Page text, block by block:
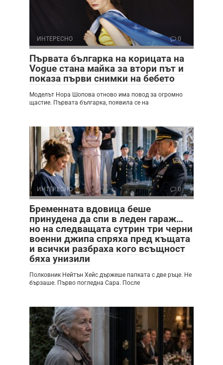
ИНТЕРЕСНО 0
Първата българка на корицата на
Vogue стана майка за втори път и
показа първи снимки на бебето
Моделът Нора Шопова отново има повод за огромно
щастие. Първата българка, появила се на
ИНТЕРЕСНО 0
Бременната вдовица беше
принудена да спи в леден гараж…
но на следващата сутрин три черни
военни джипа спряха пред къщата
и всички разбраха кого всъщност
бяха унизили
Полковник Нейтън Хейс държеше папката с две ръце. Не
бързаше. Първо погледна Сара. После